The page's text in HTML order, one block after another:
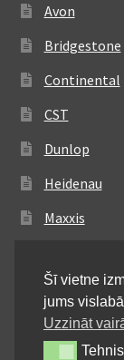
Avon
Bridgestone
Continental
CST
Dunlop
Heidenau
Maxxis
Michelin
Mitas
Pirelli
Šī vietne
jums
Uzzināt
Tehnisks